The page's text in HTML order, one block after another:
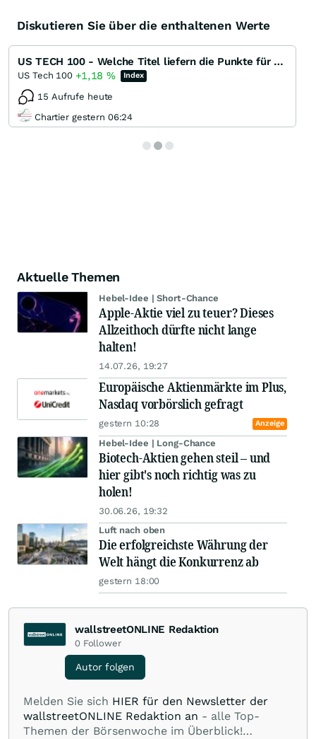
Diskutieren Sie über die enthaltenen Werte
US TECH 100 - Welche Titel liefern die Punkte für das nächste ATH ?
US Tech 100 +1,18 % Index
15 Aufrufe heute
Chartier gestern 06:24
Aktuelle Themen
Hebel-Idee | Short-Chance
Apple-Aktie viel zu teuer? Dieses
Allzeithoch dürfte nicht lange
halten!
14.07.26, 19:27
Europäische Aktienmärkte im Plus,
Nasdaq vorbörslich gefragt
gestern 10:28 Anzeige
Hebel-Idee | Long-Chance
Biotech-Aktien gehen steil – und
hier gibt's noch richtig was zu
holen!
30.06.26, 19:32
Luft nach oben
Die erfolgreichste Währung der
Welt hängt die Konkurrenz ab
gestern 18:00
wallstreetONLINE Redaktion
0 Follower
Autor folgen
Melden Sie sich HIER für den Newsletter der
wallstreetONLINE Redaktion an - alle Top-
Themen der Börsenwoche im Überblick!